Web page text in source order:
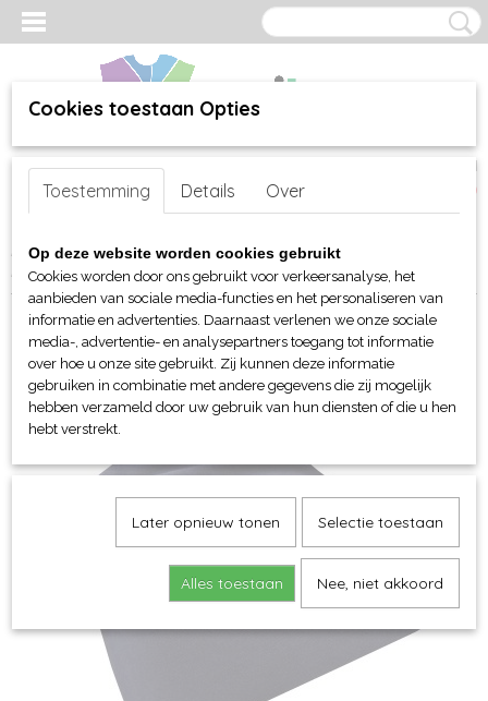
Inloggen Registreren
(0)
Home >webshop>Per merk >Myrtle Beach hoofd-handen
Mutsen en Beanies> Myrtle Beach Jersey beanie
Cookies toestaan Opties
Toestemming Details Over
Op deze website worden cookies gebruikt
Cookies worden door ons gebruikt voor verkeersanalyse, het
aanbieden van sociale media-functies en het personaliseren van
informatie en advertenties. Daarnaast verlenen we onze sociale
media-, advertentie- en analysepartners toegang tot informatie
over hoe u onze site gebruikt. Zij kunnen deze informatie
gebruiken in combinatie met andere gegevens die zij mogelijk
hebben verzameld door uw gebruik van hun diensten of die u hen
hebt verstrekt.
Later opnieuw tonen Selectie toestaan
Alles toestaan Nee, niet akkoord